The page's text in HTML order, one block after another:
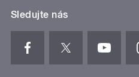
Sledujte nás